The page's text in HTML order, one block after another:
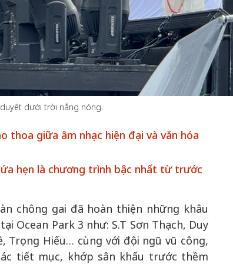
dưới trời nắng nóng.
thoa giữa âm nhạc hiện đại và văn hóa
hẹn là chương trình bậc nhất từ trước
chông gai đã hoàn thiện những khâu
Ocean Park 3 như: S.T Sơn Thạch, Duy
Trọng Hiếu… cùng với đội ngũ vũ công,
tiết mục, khớp sân khấu trước thềm
50 năm Việt Nam gia
nhập UNESCO: Khơi
nguồn nội lực văn hóa,
tạo | Kỳ 1: Khát vọng
quyết định lịch sử
50 năm Việt
vị thế kiến
thành động